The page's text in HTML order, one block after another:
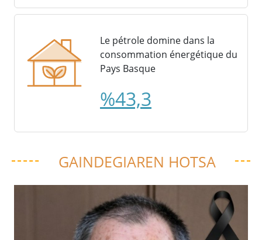
Le pétrole domine dans la
consommation énergétique du
Pays Basque
%43,3
GAINDEGIAREN HOTSA